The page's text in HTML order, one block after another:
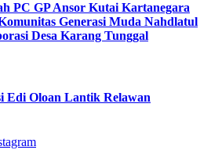
PC GP Ansor Kutai Kartanegara
Generasi Muda Nahdlatul
Desa Karang Tunggal
Edi Oloan Lantik Relawan